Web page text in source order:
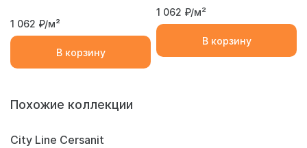
1 062 ₽/м²
В корзину
1 062 ₽/м²
В корзину
Похожие коллекции
City Line Cersanit